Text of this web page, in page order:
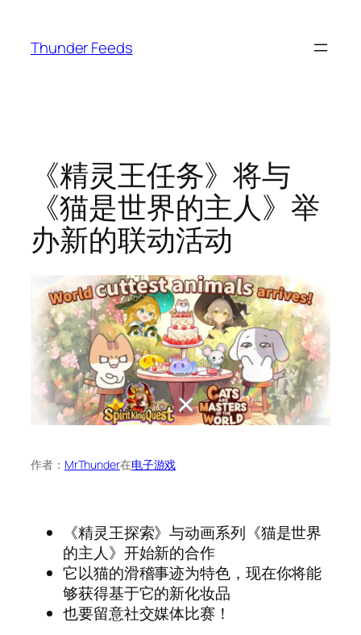
Thunder Feeds
《精灵王任务》将与
《猫是世界的主人》举
办新的联动活动
作者： MrThunder在电子游戏
《精灵王探索》与动画系列《猫是世界
的主人》开始新的合作
它以猫的滑稽事迹为特色，现在你将能
够获得基于它的新化妆品
也要留意社交媒体比赛！